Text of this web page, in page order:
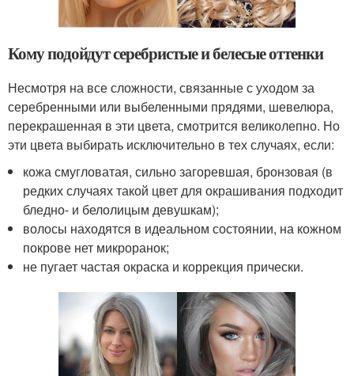
Кому подойдут серебристые и белесые оттенки
Несмотря на все сложности, связанные с уходом за
серебренными или выбеленными прядями, шевелюра,
перекрашенная в эти цвета, смотрится великолепно. Но
эти цвета выбирать исключительно в тех случаях, если:
кожа смугловатая, сильно загоревшая, бронзовая (в
редких случаях такой цвет для окрашивания подходит
бледно- и белолицым девушкам);
волосы находятся в идеальном состоянии, на кожном
покрове нет микроранок;
не пугает частая окраска и коррекция прически.